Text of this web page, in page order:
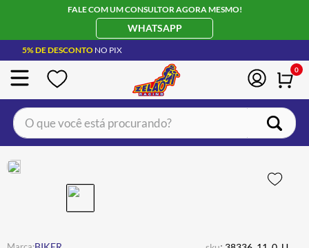
FALE COM UM CONSULTOR AGORA MESMO!
WHATSAPP
5% DE DESCONTO NO PIX
0
O que você está procurando?
BOTA